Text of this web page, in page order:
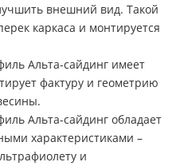
внешний вид. Такой
каркаса и монтируется
Альта-сайдинг имеет
фактуру и геометрию
Альта-сайдинг обладает
характеристиками –
и